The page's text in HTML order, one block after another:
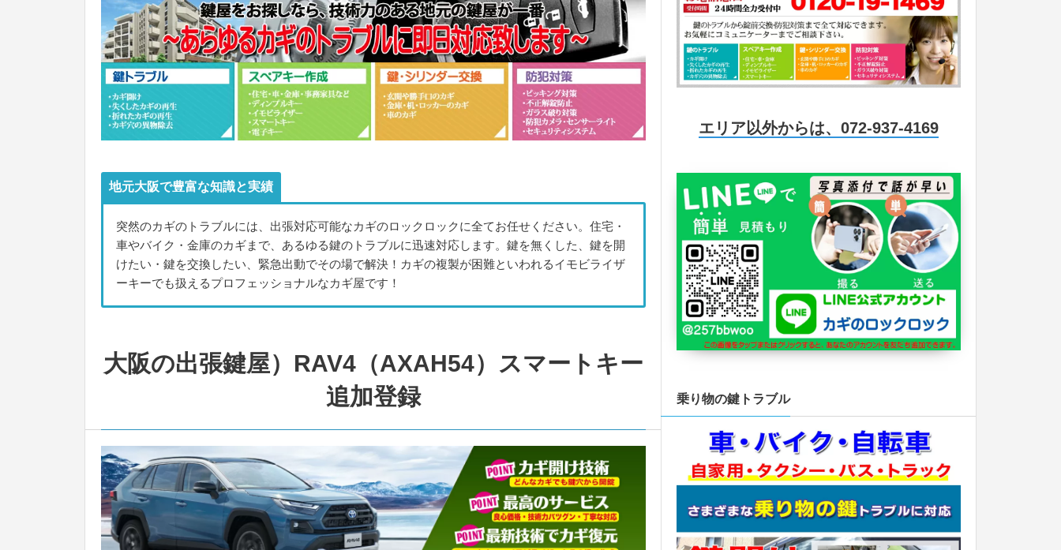
地元大阪で豊富な知識と実績
突然のカギのトラブルには、出張対応可能なカギのロックロックに全てお任せください。住宅・
車やバイク・金庫のカギまで、あるゆる鍵のトラブルに迅速対応します。鍵を無くした、鍵を開
けたい・鍵を交換したい、緊急出動でその場で解決！カギの複製が困難といわれるイモビライザ
ーキーでも扱えるプロフェッショナルなカギ屋です！
大阪の出張鍵屋）RAV4（AXAH54）スマートキー
追加登録
エリア以外からは、072-937-4169
乗り物の鍵トラブル